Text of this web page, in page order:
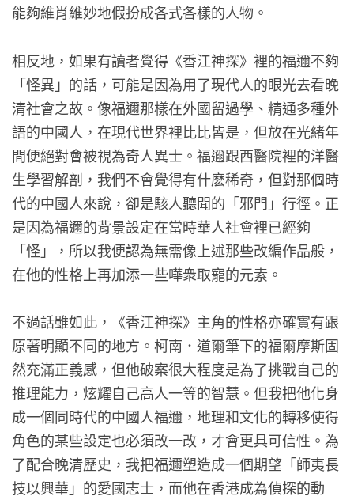
能夠維肖維妙地假扮成各式各樣的人物。
相反地，如果有讀者覺得《香江神探》裡的福邇不夠
「怪異」的話，可能是因為用了現代人的眼光去看晚
清社會之故。像福邇那樣在外國留過學、精通多種外
語的中國人，在現代世界裡比比皆是，但放在光緒年
間便絕對會被視為奇人異士。福邇跟西醫院裡的洋醫
生學習解剖，我們不會覺得有什麽稀奇，但對那個時
代的中國人來說，卻是駭人聽聞的「邪門」行徑。正
是因為福邇的背景設定在當時華人社會裡已經夠
「怪」，所以我便認為無需像上述那些改編作品般，
在他的性格上再加添一些嘩衆取寵的元素。
不過話雖如此，《香江神探》主角的性格亦確實有跟
原著明顯不同的地方。柯南．道爾筆下的福爾摩斯固
然充滿正義感，但他破案很大程度是為了挑戰自己的
推理能力，炫耀自己高人一等的智慧。但我把他化身
成一個同時代的中國人福邇，地理和文化的轉移使得
角色的某些設定也必須改一改，才會更具可信性。為
了配合晚清歷史，我把福邇塑造成一個期望「師夷長
技以興華」的愛國志士，而他在香港成為偵探的動